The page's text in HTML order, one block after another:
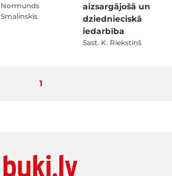
Normunds
Smaļinskis
aizsargājošā un
dziednieciskā
iedarbība
Sast. K. Riekstiņš
Pašlaik lasāt lapu
1